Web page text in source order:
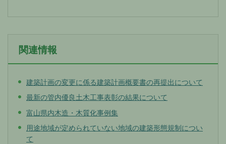
関連情報
建築計画の変更に係る建築計画概要書の再提出について
最新の管内優良土木工事表彰の結果について
富山県内木造・木質化事例集
用途地域が定められていない地域の建築形態規制につい
て